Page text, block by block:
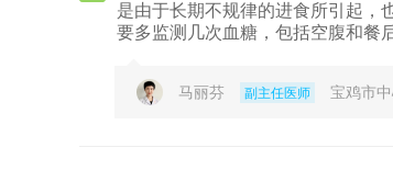
是由于长期不规律的进食所引起，
要多监测几次血糖，包括空腹和餐
马丽芬 副主任医师 宝鸡市